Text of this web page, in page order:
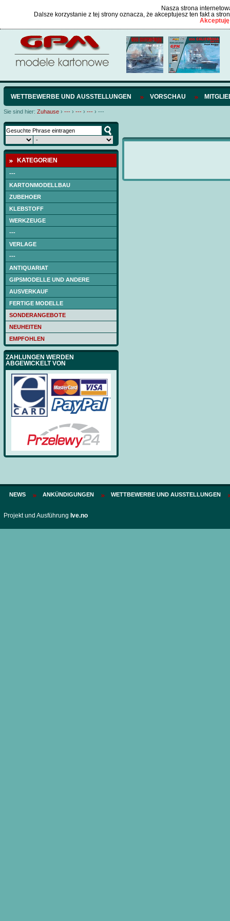
Nasza strona
Dalsze korzystanie z tej strony oznacza, że akceptujesz ten fakt a
WETTBEWERBE UND AUSSTELLUNGEN VORSCHAU
Sie sind hier: Zuhause › --- › --- › --- › ---
KATEGORIEN
---
KARTONMODELLBAU
ZUBEHOER
KLEBSTOFF
WERKZEUGE
---
VERLAGE
---
ANTIQUARIAT
GIPSMODELLE UND ANDERE
AUSVERKAUF
FERTIGE MODELLE
SONDERANGEBOTE
NEUHEITEN
EMPFOHLEN
ZAHLUNGEN WERDEN
ABGEWICKELT VON
NEWS ANKÜNDIGUNGEN WETTBEWERBE UND AUSSTELLUNGEN
Projekt und Ausführung Ive.no